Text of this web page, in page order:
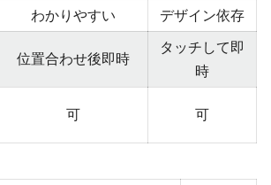
わかりやすい デザイン依存
位置合わせ後即時
タッチして即
時
可 可